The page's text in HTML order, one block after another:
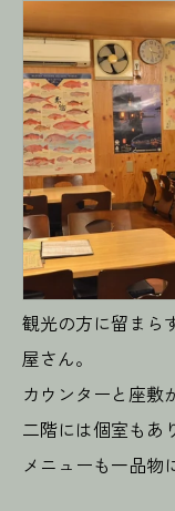
観光の方に留まら
屋さん。
カウンターと座敷
二階には個室もあ
メニューも一品物